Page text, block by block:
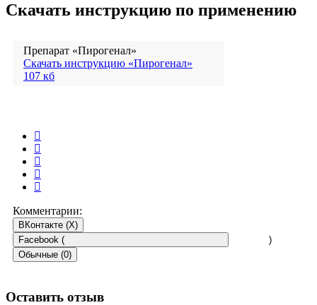
Скачать инструкцию по применению
Препарат «Пирогенал»
Скачать инструкцию «Пирогенал»
107 кб
Комментарии:
ВКонтакте (X)
Facebook (
)
Обычные (0)
Оставить отзыв